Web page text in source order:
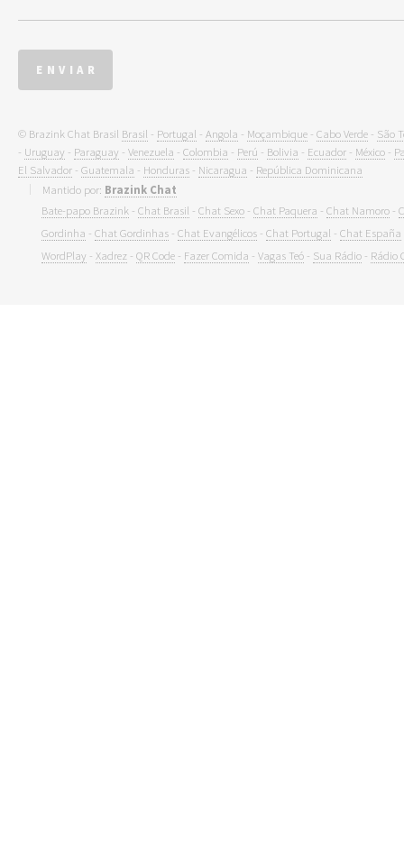
© Brazink Chat Brasil Brasil - Portugal - Angola - Moçambique - Cabo Verde - São
- Uruguay - Paraguay - Venezuela - Colombia - Perú - Bolivia - Ecuador - México -
El Salvador - Guatemala - Honduras - Nicaragua - República Dominicana
Mantido por: Brazink Chat
Bate-papo Brazink - Chat Brasil - Chat Sexo- Chat Paquera - Chat Namoro-
Gordinha - Chat Gordinhas- Chat Evangélicos- Chat Portugal - Chat España
WordPlay - Xadrez- QR Code- Fazer Comida - Vagas Teó- Sua Rádio- Rádio